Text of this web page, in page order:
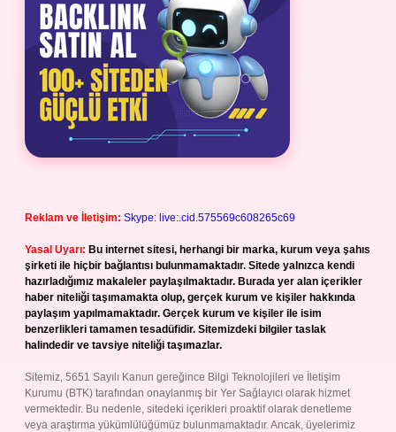
Reklam ve İletişim: Skype: live:.cid.575569c608265c69
Yasal Uyarı: Bu internet sitesi, herhangi bir marka, kurum veya şahıs
şirketi ile hiçbir bağlantısı bulunmamaktadır. Sitede yalnızca kendi
hazırladığımız makaleler paylaşılmaktadır. Burada yer alan içerikler
haber niteliği taşımamakta olup, gerçek kurum ve kişiler hakkında
paylaşım yapılmamaktadır. Gerçek kurum ve kişiler ile isim
benzerlikleri tamamen tesadüfidir. Sitemizdeki bilgiler taslak
halindedir ve tavsiye niteliği taşımazlar.
Sitemiz, 5651 Sayılı Kanun gereğince Bilgi Teknolojileri ve İletişim
Kurumu (BTK) tarafından onaylanmış bir Yer Sağlayıcı olarak hizmet
vermektedir. Bu nedenle, sitedeki içerikleri proaktif olarak denetleme
veya araştırma yükümlülüğümüz bulunmamaktadır. Ancak, üyelerimiz